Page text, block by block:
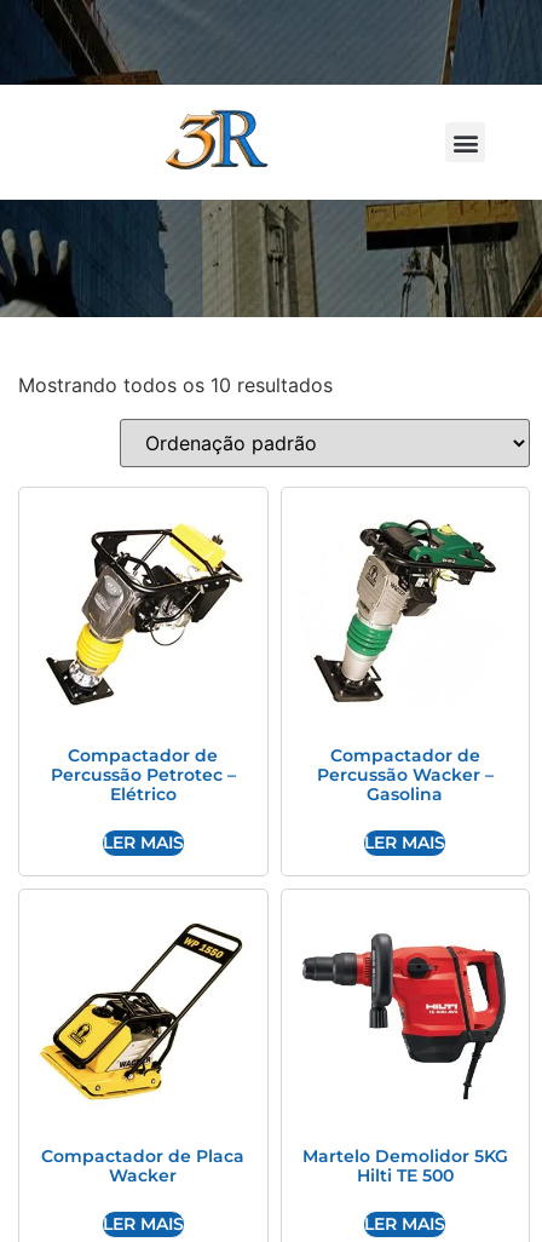
Mostrando todos os 10 resultados
Compactador de
Percussão Petrotec –
Elétrico
LER MAIS
Compactador de
Percussão Wacker –
Gasolina
LER MAIS
Compactador de Placa
Wacker
LER MAIS
Martelo Demolidor 5KG
Hilti TE 500
LER MAIS